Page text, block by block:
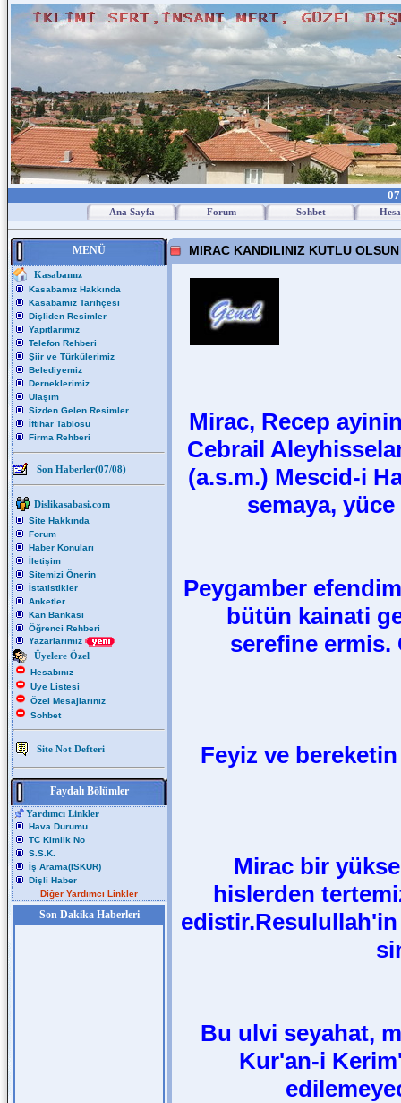
Ana Sayfa Forum Sohbet
MENÜ
Kasabamız
Kasabamız Hakkında
Kasabamız Tarihçesi
Dişliden Resimler
Yapıtlarımız
Telefon Rehberi
Şiir ve Türkülerimiz
Belediyemiz
Derneklerimiz
Ulaşım
Sizden Gelen Resimler
İftihar Tablosu
Firma Rehberi
Son Haberler(07/08)
Dislikasabasi.com
Site Hakkında
Forum
Haber Konuları
İletişim
Sitemizi Önerin
İstatistikler
Anketler
Kan Bankası
Öğrenci Rehberi
Yazarlarımız
Üyelere Özel
Hesabınız
Üye Listesi
Özel Mesajlarınız
Sohbet
Site Not Defteri
Faydalı Bölümler
Yardımcı Linkler
Hava Durumu
TC Kimlik No
S.S.K.
İş Arama(ISKUR)
Dişli Haber
Diğer Yardımcı Linkler
Son Dakika Haberleri
MIRAC KANDILINIZ KUTLU OLSUN
Mirac, Recep
Cebrail
(a.s.m.) Mescid-i
semaya,
Peygamber
bütün kainati
serefine
Feyiz ve
Mirac bir
hislerden
Bu ulvi seyahat,
Kur'an-i